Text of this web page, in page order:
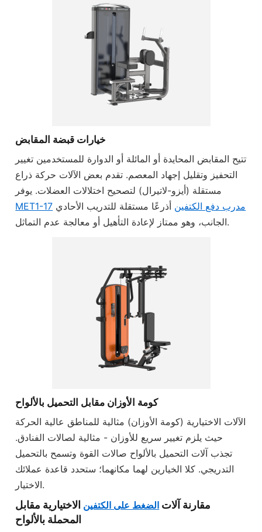
خيارات قبضة المقابض
تتيح المقابض المحايدة أو المائلة أو الدوارة للمستخدمين تغيير
التحفيز وتقليل إجهاد المعصم. تقدم بعض الآلات حركة ذراع
مستقلة (أيزو-لاتيرال) لتصحيح اختلالات العضلات. يوفر
MET1-17
مدرب دفع الكتفين أذرعًا مستقلة للتدريب الأحادي
الجانب، وهو ممتاز لإعادة التأهيل أو معالجة عدم التماثل.
كومة الأوزان مقابل التحميل بالألواح
الآلات الاختيارية (كومة الأوزان) مثالية للمناطق عالية الحركة
حيث يلزم تغيير سريع للأوزان - مثالية لصالات الفنادق.
تجذب آلات التحميل بالألواح صالات القوة وتسمح بالتحميل
التدريجي. كلا الخيارين لهما مكانهما؛ ستحدد قاعدة عملائك
الاختيار.
مقارنة آلات الضغط على الكتفين الاختيارية مقابل
المحملة بالألواح